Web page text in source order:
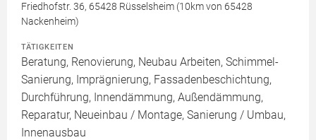
Friedhofstr. 36, 65428 Rüsselsheim (10km von 65428
Nackenheim)
TÄTIGKEITEN
Beratung, Renovierung, Neubau Arbeiten, Schimmel-
Sanierung, Imprägnierung, Fassadenbeschichtung,
Durchführung, Innendämmung, Außendämmung,
Reparatur, Neueinbau / Montage, Sanierung / Umbau,
Innenausbau